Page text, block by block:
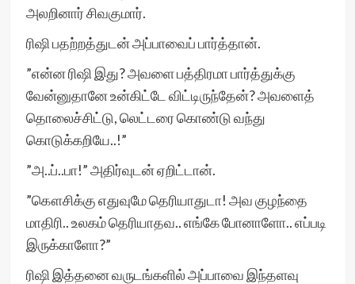
அலறினார் சிவகுமார்.
ரிஷி பதற்றத்துடன் அப்பாவைப் பார்த்தான்.
”என்ன ரிஷி இது? அவளை பத்திரமா பார்த்துக்கு
வேன்னுதானே உன்கிட்டே விட்டிருந்தேன்? அவளைத்
தொலைச்சிட்டு, லெட்டரை கொண்டு வந்து
கொடுக்கறியே..!”
”அ..ப்..பா!” அதிர்வுடன் ஏறிட்டான்.
”கௌசிக்கு எதுவுமே தெரியாதுடா! அவ குழந்தை
மாதிரி.. உலகம் தெரியாதவ.. எங்கே போனாளோ.. எப்படி
இருக்காளோ?”
ரிஷி இத்தனை வருடங்களில் அப்பாவை இந்தளவு